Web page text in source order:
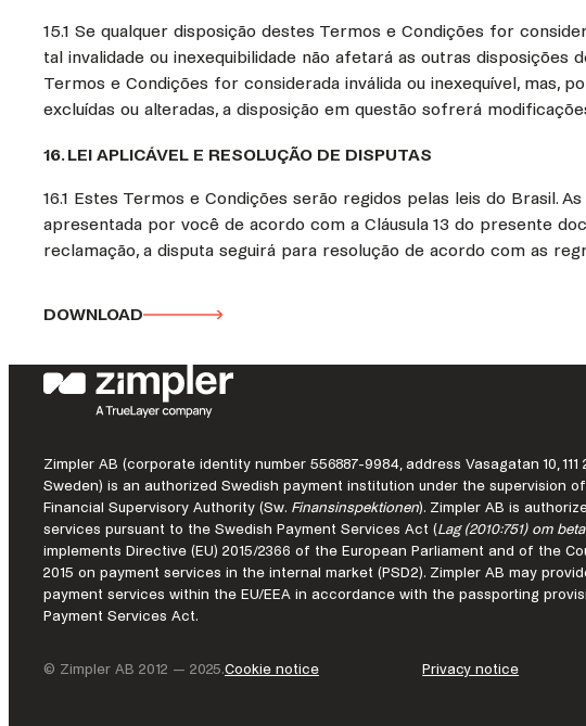
15.1 Se qualquer disposição destes Termos e Condições for
tal invalidade ou inexequibilidade não afetará as outras
Termos e Condições for considerada inválida ou inexequível, mas,
excluídas ou alteradas, a disposição em questão sofrerá
16. LEI APLICÁVEL E RESOLUÇÃO DE DISPUTAS
16.1 Estes Termos e Condições serão regidos pelas leis do Brasil.
apresentada por você de acordo com a Cláusula 13 do presente
reclamação, a disputa seguirá para resolução de acordo com as
DOWNLOAD
Zimpler AB (corporate identity number 556887-9984, address Vasagatan 10, 111
Sweden) is an authorized Swedish payment institution under the supervision
Financial Supervisory Authority (Sw. Finansinspektionen). Zimpler AB is
services pursuant to the Swedish Payment Services Act (Lag (2010:751) om
implements Directive (EU) 2015/2366 of the European Parliament and of the
2015 on payment services in the internal market (PSD2). Zimpler AB may
payment services within the EU/EEA in accordance with the passporting
Payment Services Act.
© Zimpler AB 2012 — 2025.Cookie notice Privacy notice